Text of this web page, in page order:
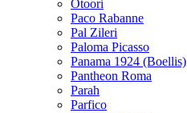
Otoori
Paco Rabanne
Pal Zileri
Paloma Picasso
Panama 1924 (Boellis)
Pantheon Roma
Parah
Parfico